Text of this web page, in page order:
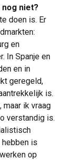
nog niet?
doen is. Er
en
In Spanje en
en in
geregeld,
is.
maar ik vraag
verstandig is.
is
op